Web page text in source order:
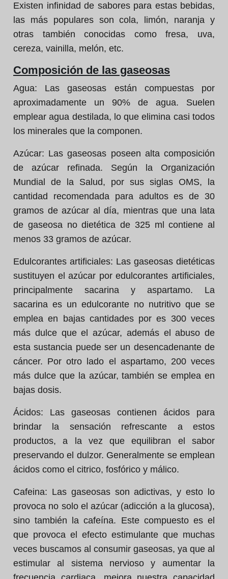
Existen infinidad de sabores para estas bebidas,
las más populares son cola, limón, naranja y
otras también conocidas como fresa, uva,
cereza, vainilla, melón, etc.
Composición de las gaseosas
Agua: Las gaseosas están compuestas por
aproximadamente un 90% de agua. Suelen
emplear agua destilada, lo que elimina casi todos
los minerales que la componen.
Azúcar: Las gaseosas poseen alta composición
de azúcar refinada. Según la Organización
Mundial de la Salud, por sus siglas OMS, la
cantidad recomendada para adultos es de 30
gramos de azúcar al día, mientras que una lata
de gaseosa no dietética de 325 ml contiene al
menos 33 gramos de azúcar.
Edulcorantes artificiales: Las gaseosas dietéticas
sustituyen el azúcar por edulcorantes artificiales,
principalmente sacarina y aspartamo. La
sacarina es un edulcorante no nutritivo que se
emplea en bajas cantidades por es 300 veces
más dulce que el azúcar, además el abuso de
esta sustancia puede ser un desencadenante de
cáncer. Por otro lado el aspartamo, 200 veces
más dulce que la azúcar, también se emplea en
bajas dosis.
Ácidos: Las gaseosas contienen ácidos para
brindar la sensación refrescante a estos
productos, a la vez que equilibran el sabor
preservando el dulzor. Generalmente se emplean
ácidos como el citrico, fosfórico y málico.
Cafeina: Las gaseosas son adictivas, y esto lo
provoca no solo el azúcar (adicción a la glucosa),
sino también la cafeína. Este compuesto es el
que provoca el efecto estimulante que muchas
veces buscamos al consumir gaseosas, ya que al
estimular al sistema nervioso y aumentar la